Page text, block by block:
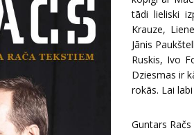
tādi lieliski
Krauze,
Jānis
Ruskis, Ivo
Dziesmas ir
rokās. Lai
Guntars